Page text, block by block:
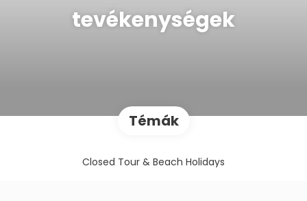
tevékenységek
Témák
Closed Tour & Beach Holidays